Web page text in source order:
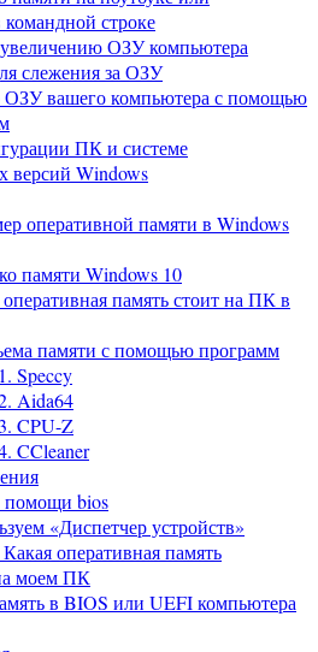
строке
ОЗУ компьютера
слежения за ОЗУ
ОЗУ вашего компьютера с помощью
ПК и системе
версий Windows
оперативной памяти в Windows
памяти Windows 10
оперативная память стоит на ПК в
памяти с помощью программ
Speccy
Aida64
CPU-Z
CCleaner
bios
«Диспетчер устройств»
оперативная память
моем ПК
в BIOS или UEFI компьютера